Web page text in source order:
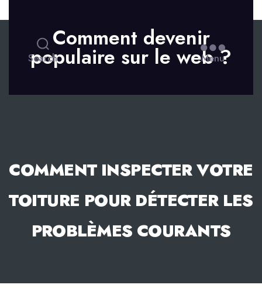
Search
Comment devenir
populaire sur le web ?
Menu
COMMENT INSPECTER VOTRE
TOITURE POUR DÉTECTER LES
PROBLÈMES COURANTS